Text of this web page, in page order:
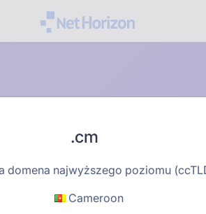
.cm
domena najwyższego poziomu
Cameroon